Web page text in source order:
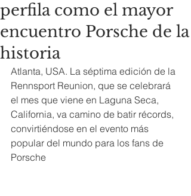
perfila como el mayor
encuentro Porsche de la
historia
Atlanta, USA. La séptima edición de la
Rennsport Reunion, que se celebrará
el mes que viene en Laguna Seca,
California, va camino de batir récords,
convirtiéndose en el evento más
popular del mundo para los fans de
Porsche